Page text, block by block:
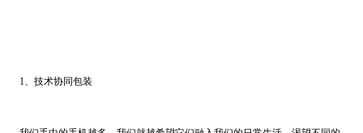
1、技术协同包装